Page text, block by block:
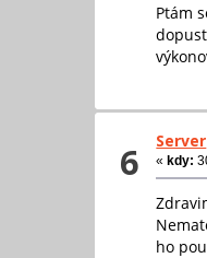
Ptám
6 Server
«kdy:
ho